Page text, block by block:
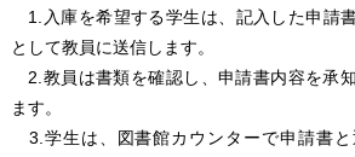
1.入庫を希望する学生は、記入した申請
として教員に送信します。
2.教員は書類を確認し、申請書内容を承
ます。
3.学生は、図書館カウンターで申請書と